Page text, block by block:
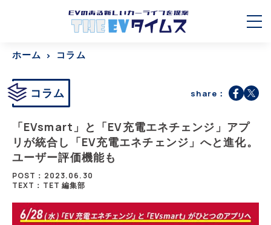
ホーム コラム
コラム share：
「EVsmart」と「EV充電エネチェンジ」アプ
リが統合し「EV充電エネチェンジ」へと進化。
ユーザー評価機能も
POST：2023.06.30
TEXT：TET 編集部